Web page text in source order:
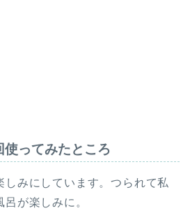
使ってみたところ
しみにしています。つられて私
が楽しみに。